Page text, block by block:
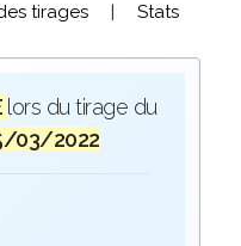
tirages |
Stats
lors du tirage du
03/2022